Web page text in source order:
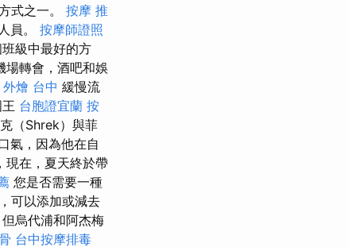
式之一。 按摩 推
員。 按摩師證照
級中最好的方
場轉會，酒吧和娛
外燴 台中 緩慢流
台胞證宜蘭 按
（Shrek）與菲
氣，因為他在自
現在，夏天終於帶
您是否需要一種
可以添加或減去
烏代浦和阿杰梅
台中按摩排毒